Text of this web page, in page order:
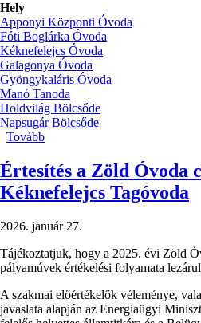
Hely
Apponyi Központi Óvoda
Fóti Boglárka Óvoda
Kéknefelejcs Óvoda
Galagonya Óvoda
Gyöngykaláris Óvoda
Manó Tanoda
Holdvilág Bölcsőde
Napsugár Bölcsőde
Tovább
óvodáinkban)
Értesítés a Zöld Óvoda
Kéknefelejcs Tagóvoda
2026. január 27.
Tájékoztatjuk, hogy a 2025. évi Zöld
pályamúvek értékelési folyamata
A szakmai előértékelők véleménye,
javaslata alapján az Energiaügyi